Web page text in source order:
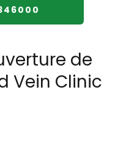
de
Vein Clinic